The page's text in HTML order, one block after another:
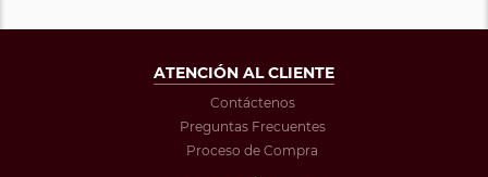
ATENCIÓN AL CLIENTE
Contáctenos
Preguntas Frecuentes
Proceso de Compra